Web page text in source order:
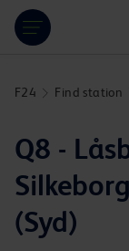
Hoppa över länk
F24 Find station
Q8 -
(Syd)